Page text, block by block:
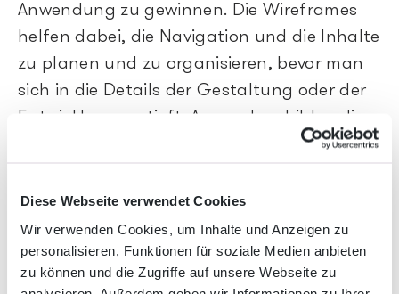
Diese Webseite verwendet Cookies
Wir verwenden Cookies, um Inhalte und Anzeigen zu
personalisieren, Funktionen für soziale Medien anbieten
zu können und die Zugriffe auf unsere Webseite zu
Anwendung zu gewinnen. Die Wireframes
helfen dabei, die Navigation und die Inhalte
zu planen und zu organisieren, bevor man
sich in die Details der Gestaltung oder der
Entwicklung vertieft. Ausserdem bilden die
Wireframes eine erste Grundlage, um